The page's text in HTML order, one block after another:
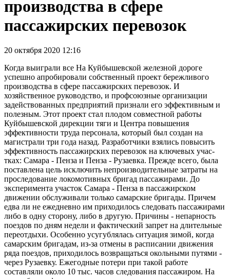
производства в сфере
пассажирских перевозок
20 октября 2020 12:16
Когда выиграли все На Куйбышевской железной дороге
успешно апробировали собственный проект бережливого
производства в сфере пассажирских перевозок. И
хозяйственное руководство, и профсоюзные организации
задействованных предприятий признали его эффективным и
полезным. Этот проект стал плодом совместной работы
Куйбышевской дирекции тяги и Центра повышения
эффективности труда персонала, который был создан на
магистрали три года назад. Разработчики взялись повысить
эффективность пассажирских перевозок на ключевых учас­
тках: Самара - Пенза и Пенза - Рузаевка. Прежде всего, была
поставлена цель исключить непроизводительные затраты на
проследование локомотивных бригад пассажирами. До
эксперимента участок Самара - Пенза в пассажирском
движении обслуживали только самарские бригады. Причем
едва ли не ежедневно им приходилось следовать пассажирами
либо в одну сторону, либо в другую. Причины - непарность
поездов по дням недели и фактический запрет на длительные
переотдыхи. Особенно усугублялась ситуация зимой, когда
самарским бригадам, из-за отмены в расписании движения
ряда поездов, приходилось возвращаться окольными путями -
через Рузаевку. Ежегодные потери при такой работе
составляли около 10 тыс. часов следования пассажиром. На